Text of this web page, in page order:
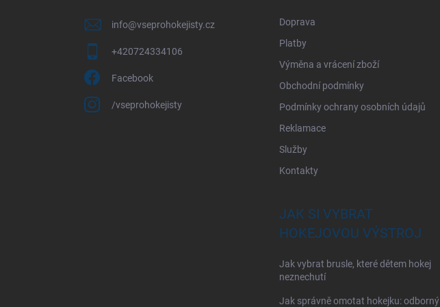
info@vseprohokejisty.cz
+420724334106
Facebook
/vseprohokejisty
Doprava
Platby
Výměna a vrácení zboží
Obchodní podmínky
Podmínky ochrany osobních údajů
Reklamace
Služby
Kontakty
JAK SI VYBRAT
HOKEJOVOU VÝSTROJ
Jak vybrat brusle, které dětem hokej
neznechutí
Jak správně omotat hokejku: odborný